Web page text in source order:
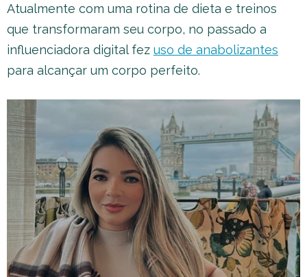
Atualmente com uma rotina de dieta e treinos
que transformaram seu corpo, no passado a
influenciadora digital fez uso de anabolizantes
para alcançar um corpo perfeito.